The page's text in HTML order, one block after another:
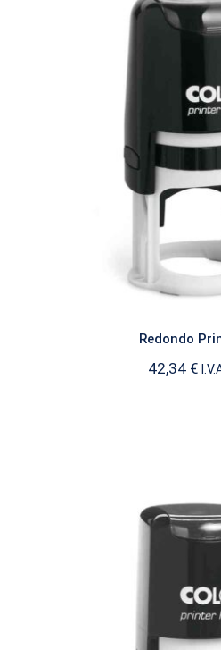
Redondo
PRINTER
Redondo
42,34 €
Redondo